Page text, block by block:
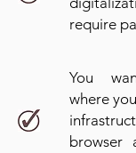
require
You
where
browser